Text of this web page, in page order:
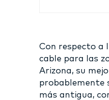
Con respecto a
cable para las
Arizona, su
probablemente
más antigua,